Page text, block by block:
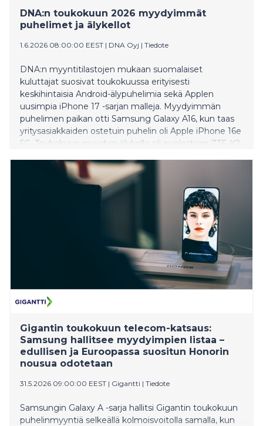
DNA:n toukokuun 2026 myydyimmät
puhelimet ja älykellot
1.6.2026 08:00:00 EEST | DNA Oyj | Tiedote
DNA:n myyntitilastojen mukaan suomalaiset
kuluttajat suosivat toukokuussa erityisesti
keskihintaisia Android-älypuhelimia sekä Applen
uusimpia iPhone 17 -sarjan malleja. Myydyimmän
puhelimen paikan otti Samsung Galaxy A16, kun taas
yritysasiakkaiden ostetuin puhelin oli Apple iPhone 16e
5G. Toukokuun myydyin älykello oli puolestaan ZTE K2
Gigantin toukokuun telecom-katsaus:
Samsung hallitsee myydyimpien listaa –
edullisen ja Euroopassa suositun Honorin
nousua odotetaan
31.5.2026 09:00:00 EEST | Gigantti | Tiedote
Samsungin Galaxy A -sarja hallitsi Gigantin toukokuun
puhelinmyyntiä selkeällä kolmoisvoitolla samalla, kun